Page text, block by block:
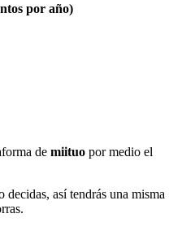
por año)
de miituo por medio el
así tendrás una misma